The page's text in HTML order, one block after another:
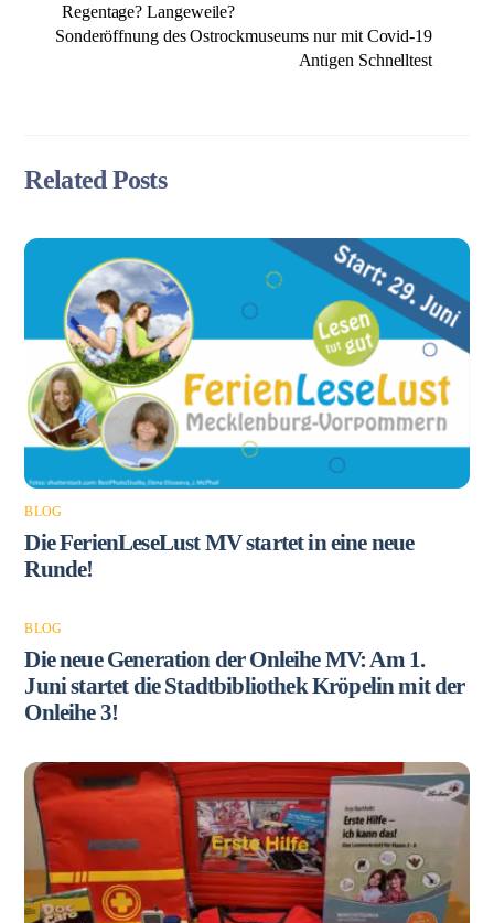
Regentage? Langeweile?
Sonderöffnung des Ostrockmuseums nur mit Covid-19
Antigen Schnelltest
Related Posts
BLOG
Die FerienLeseLust MV startet in eine neue
Runde!
BLOG
Die neue Generation der Onleihe MV: Am 1.
Juni startet die Stadtbibliothek Kröpelin mit der
Onleihe 3!